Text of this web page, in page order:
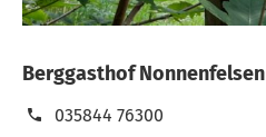
Berggasthof Nonnenfelsen
035844 76300